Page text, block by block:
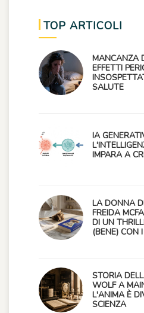
TOP ARTICOLI
MANCANZA
EFFETTI
SALUTE
IA
IMPARA A
LA DONNA
FREIDA
DI UN
(BENE) CON
STORIA
WOLF A
L'ANIMA È
SCIENZA